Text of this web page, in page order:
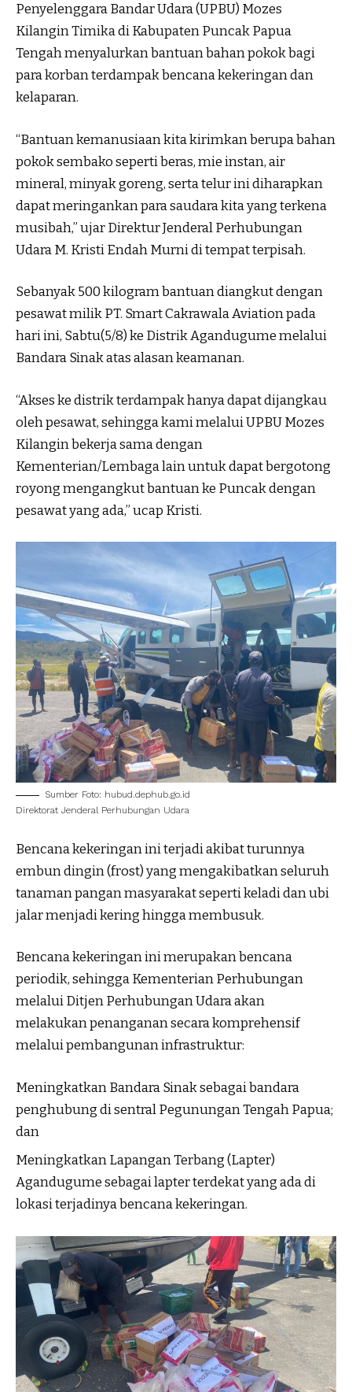
Penyelenggara Bandar Udara (UPBU) Mozes
Kilangin Timika di Kabupaten Puncak Papua
Tengah menyalurkan bantuan bahan pokok bagi
para korban terdampak bencana kekeringan dan
kelaparan.
“Bantuan kemanusiaan kita kirimkan berupa bahan
pokok sembako seperti beras, mie instan, air
mineral, minyak goreng, serta telur ini diharapkan
dapat meringankan para saudara kita yang terkena
musibah,” ujar Direktur Jenderal Perhubungan
Udara M. Kristi Endah Murni di tempat terpisah.
Sebanyak 500 kilogram bantuan diangkut dengan
pesawat milik PT. Smart Cakrawala Aviation pada
hari ini, Sabtu(5/8) ke Distrik Agandugume melalui
Bandara Sinak atas alasan keamanan.
“Akses ke distrik terdampak hanya dapat dijangkau
oleh pesawat, sehingga kami melalui UPBU Mozes
Kilangin bekerja sama dengan
Kementerian/Lembaga lain untuk dapat bergotong
royong mengangkut bantuan ke Puncak dengan
pesawat yang ada,” ucap Kristi.
Sumber Foto: hubud.dephub.go.id
Direktorat Jenderal Perhubungan Udara
Bencana kekeringan ini terjadi akibat turunnya
embun dingin (frost) yang mengakibatkan seluruh
tanaman pangan masyarakat seperti keladi dan ubi
jalar menjadi kering hingga membusuk.
Bencana kekeringan ini merupakan bencana
periodik, sehingga Kementerian Perhubungan
melalui Ditjen Perhubungan Udara akan
melakukan penanganan secara komprehensif
melalui pembangunan infrastruktur:
Meningkatkan Bandara Sinak sebagai bandara
penghubung di sentral Pegunungan Tengah Papua;
dan
Meningkatkan Lapangan Terbang (Lapter)
Agandugume sebagai lapter terdekat yang ada di
lokasi terjadinya bencana kekeringan.